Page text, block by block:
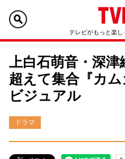
テレビがもっと楽
上白石萌音・深津
超えて集合『カム
ビジュアル
ドラマ